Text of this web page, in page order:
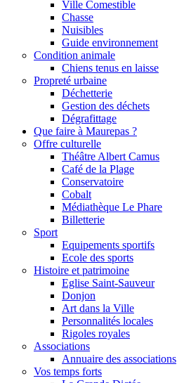
Ville Comestible
Chasse
Nuisibles
Guide environnement
Condition animale
Chiens tenus en laisse
Propreté urbaine
Déchetterie
Gestion des déchets
Dégrafittage
Que faire à Maurepas ?
Offre culturelle
Théâtre Albert Camus
Café de la Plage
Conservatoire
Cobalt
Médiathèque Le Phare
Billetterie
Sport
Equipements sportifs
Ecole des sports
Histoire et patrimoine
Eglise Saint-Sauveur
Donjon
Art dans la Ville
Personnalités locales
Rigoles royales
Associations
Annuaire des associations
Vos temps forts